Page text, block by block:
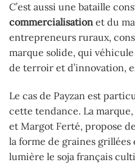
C’est aussi une bataille
commercialisation et du
entrepreneurs ruraux,
marque solide, qui
de terroir et d’innovation,
Le cas de Payzan est
cette tendance. La
et Margot Ferté, propose
la forme de graines
lumière le soja français